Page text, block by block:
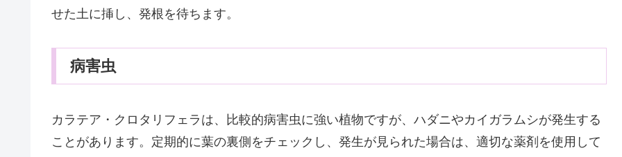
せた土に挿し、発根を待ちます。
病害虫
カラテア・クロタリフェラは、比較的病害虫に強い植物ですが、ハダニやカイガラムシが発生する
ことがあります。定期的に葉の裏側をチェックし、発生が見られた場合は、適切な薬剤を使用して